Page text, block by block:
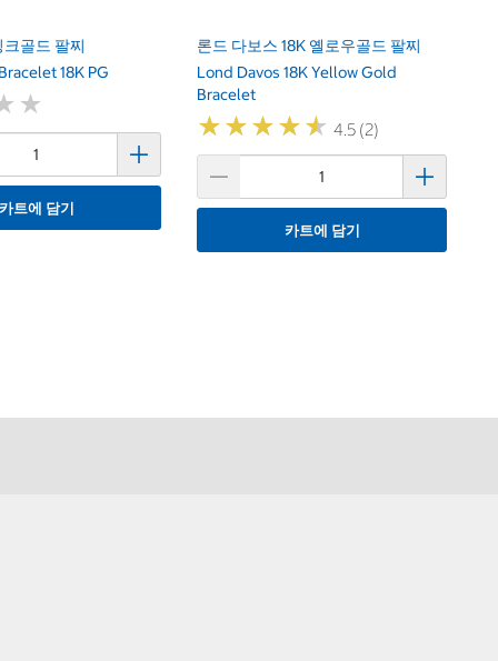
크골드 팔찌
18K PG
★
★
트에 담기
론드 다보스 18K 옐로우골드 팔찌
Lond Davos 18K Yellow Gold
Bracelet
★★★★★
★★★★★ 4.5 (2)
카트에 담기